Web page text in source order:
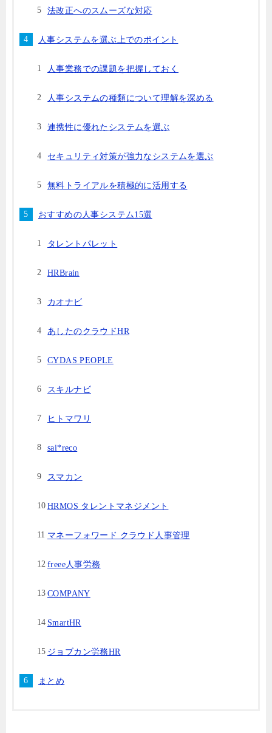
法改正へのスムーズな対応
人事システムを選ぶ上でのポイント
人事業務での課題を把握しておく
人事システムの種類について理解を深める
連携性に優れたシステムを選ぶ
セキュリティ対策が強力なシステムを選ぶ
無料トライアルを積極的に活用する
おすすめの人事システム15選
タレントパレット
HRBrain
カオナビ
あしたのクラウドHR
CYDAS PEOPLE
スキルナビ
ヒトマワリ
sai*reco
スマカン
HRMOS タレントマネジメント
マネーフォワード クラウド人事管理
freee人事労務
COMPANY
SmartHR
ジョブカン労務HR
まとめ